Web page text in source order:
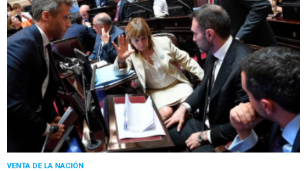
VENTA DE LA NACIÓN